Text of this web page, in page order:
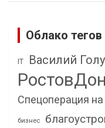
Облако тегов
IT Василий
РостовДон
Спецоперация
бизнес